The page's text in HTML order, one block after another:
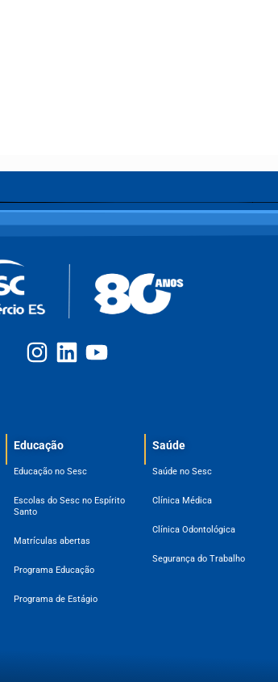
Educação
Educação no Sesc
Escolas do Sesc no Espírito
Santo
Matrículas abertas
Programa Educação
Programa de Estágio
Saúde
Saúde no Sesc
Clínica Médica
Clínica Odontológica
Segurança do Trabalho